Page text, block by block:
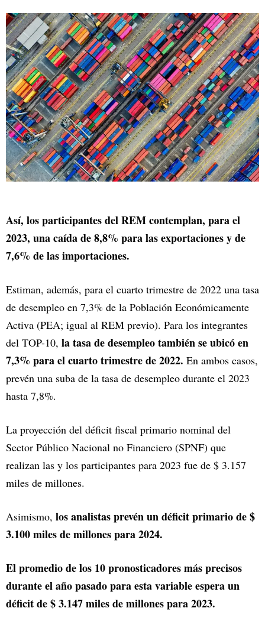
Así, los participantes del REM contemplan, para el
2023, una caída de 8,8% para las exportaciones y de
7,6% de las importaciones.
Estiman, además, para el cuarto trimestre de 2022 una tasa
de desempleo en 7,3% de la Población Económicamente
Activa (PEA; igual al REM previo). Para los integrantes
del TOP-10, la tasa de desempleo también se ubicó en
7,3% para el cuarto trimestre de 2022. En ambos casos,
prevén una suba de la tasa de desempleo durante el 2023
hasta 7,8%.
La proyección del déficit fiscal primario nominal del
Sector Público Nacional no Financiero (SPNF) que
realizan las y los participantes para 2023 fue de $ 3.157
miles de millones.
Asimismo, los analistas prevén un déficit primario de $
3.100 miles de millones para 2024.
El promedio de los 10 pronosticadores más precisos
durante el año pasado para esta variable espera un
déficit de $ 3.147 miles de millones para 2023.